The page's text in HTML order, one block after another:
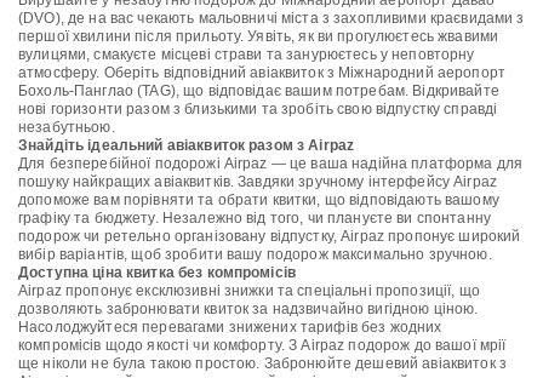
(DVO), де на вас чекають мальовничі міста з захопливими краєвидами з
першої хвилини після прильоту. Уявіть, як ви прогулюєтесь жвавими
вулицями, смакуєте місцеві страви та занурюєтесь у неповторну
атмосферу. Оберіть відповідний авіаквиток з Міжнародний аеропорт
Бохоль-Панглао (TAG), що відповідає вашим потребам. Відкривайте
нові горизонти разом з близькими та зробіть свою відпустку справді
незабутньою.
Знайдіть ідеальний авіаквиток разом з Airpaz
Для безперебійної подорожі Airpaz — це ваша надійна платформа для
пошуку найкращих авіаквитків. Завдяки зручному інтерфейсу Airpaz
допоможе вам порівняти та обрати квитки, що відповідають вашому
графіку та бюджету. Незалежно від того, чи плануєте ви спонтанну
подорож чи ретельно організовану відпустку, Airpaz пропонує широкий
вибір варіантів, щоб зробити вашу подорож максимально зручною.
Доступна ціна квитка без компромісів
Airpaz пропонує ексклюзивні знижки та спеціальні пропозиції, що
дозволяють забронювати квиток за надзвичайно вигідною ціною.
Насолоджуйтеся перевагами знижених тарифів без жодних
компромісів щодо якості чи комфорту. З Airpaz подорож до вашої мрії
ще ніколи не була такою простою. Забронюйте дешевий авіаквиток з